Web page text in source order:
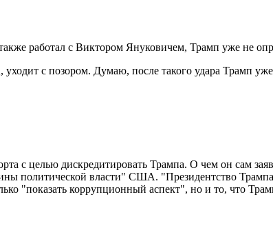
работал с Виктором Януковичем, Трамп уже не
с позором. Думаю, после такого удара Трамп
с целью дискредитировать Трампа. О чем он сам
политической власти" США. "Президентство
"показать коррупционный аспект", но и то, что